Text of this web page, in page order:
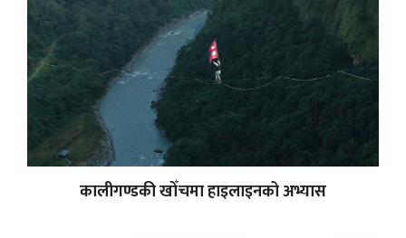
कालीगण्डकी खोँचमा हाइलाइनको अभ्यास